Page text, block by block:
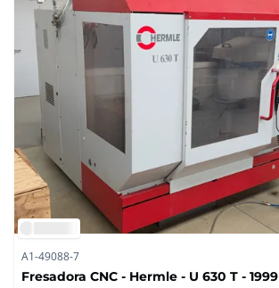
A1-49088-7
Fresadora CNC - Hermle - U 630 T - 1999